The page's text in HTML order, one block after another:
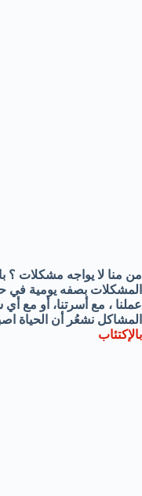
من منا لا يواجه مشكلات ؟
المشكلات بصفه يومية في
عملنا ، مع أسرتنا، أو مع
المشاكل نشعُر أن الحياة
بالإكتئاب